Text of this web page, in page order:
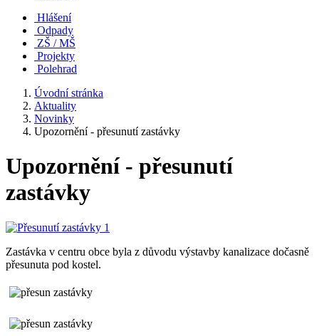
Hlášení
Odpady
ZŠ / MŠ
Projekty
Polehrad
Úvodní stránka
Aktuality
Novinky
Upozornění - přesunutí zastávky
Upozornění - přesunutí
zastávky
Zastávka v centru obce byla z důvodu výstavby kanalizace dočasně
přesunuta pod kostel.